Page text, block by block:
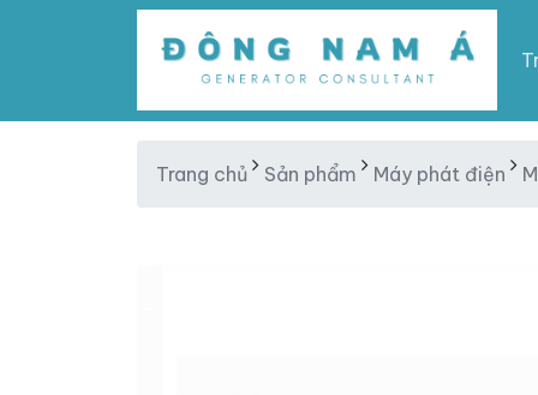
Trang chủ Sản phẩm Máy phát điện